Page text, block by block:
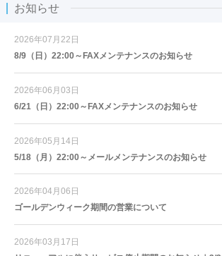
お知らせ
2026年07月22日
8/9（日）22:00～FAXメンテナンスのお知らせ
2026年06月03日
6/21（日）22:00～FAXメンテナンスのお知らせ
2026年05月14日
5/18（月）22:00～メールメンテナンスのお知らせ
2026年04月06日
ゴールデンウィーク期間の営業について
2026年03月17日